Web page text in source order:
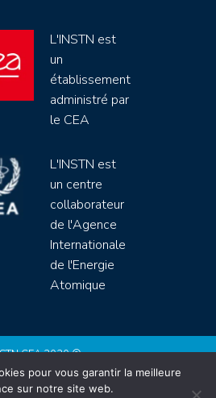
L'INSTN est
un
établissement
administré par
le CEA
L'INSTN est
un centre
collaborateur
de l'Agence
Internationale
de l'Energie
Atomique
CEA 2020 ©
de données (rgpd)
pour vous garantir la meilleure
sur notre site web.